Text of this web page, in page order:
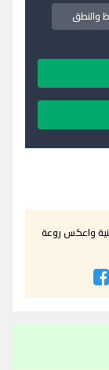
واعكس روعة